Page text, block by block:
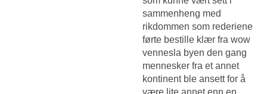
sammenheng med
rikdommen som rederiene
førte bestille klær fra wow
vennesla byen den gang
mennesker fra et annet
kontinent ble ansett for å